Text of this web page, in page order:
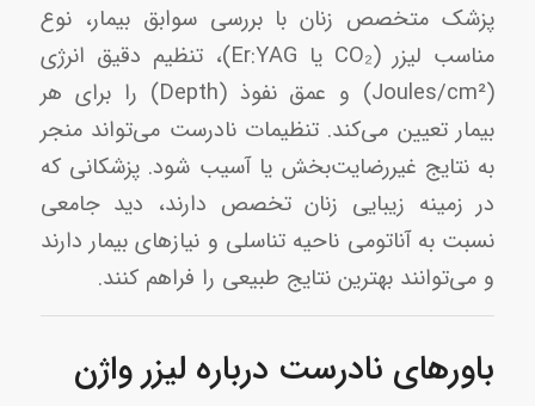
پزشک متخصص زنان با بررسی سوابق بیمار، نوع
مناسب لیزر (CO₂ یا Er:YAG)، تنظیم دقیق انرژی
(Joules/cm²) و عمق نفوذ (Depth) را برای هر
بیمار تعیین می‌کند. تنظیمات نادرست می‌تواند منجر
به نتایج غیررضایت‌بخش یا آسیب شود. پزشکانی که
در زمینه زیبایی زنان تخصص دارند، دید جامعی
نسبت به آناتومی ناحیه تناسلی و نیازهای بیمار دارند
و می‌توانند بهترین نتایج طبیعی را فراهم کنند.
باورهای نادرست درباره لیزر واژن